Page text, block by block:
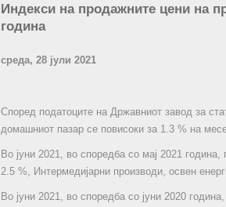
Индекси на продажните цени на
година
среда, 28 јули 2021
Според податоците на Државниот завод за
домашниот пазар се повисоки за 1.3 % на
Во јуни 2021, во споредба со мај 2021
2.5 %, Интермедијарни производи, освен
Во јуни 2021, во споредба со јуни 2020